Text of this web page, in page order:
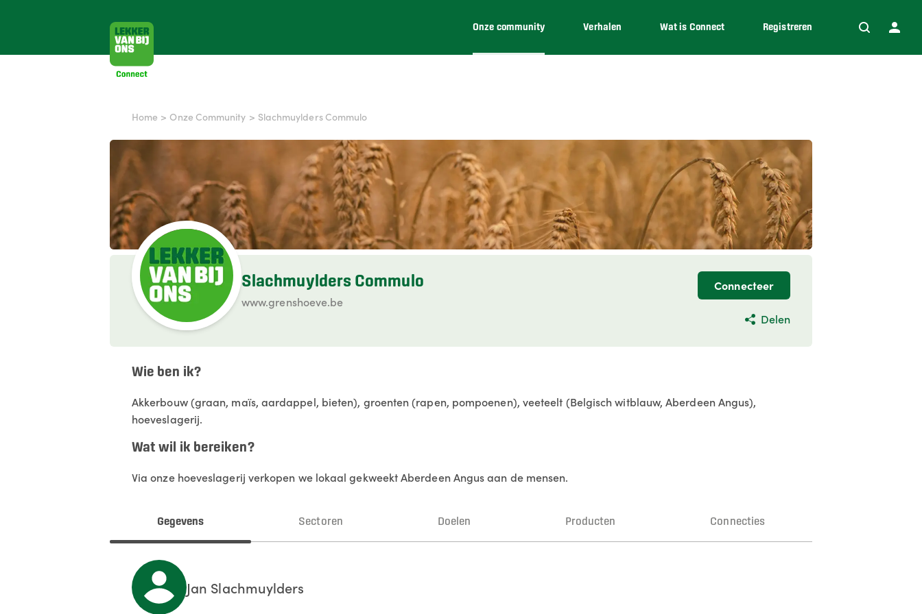
Onze community Verhalen Wat is Connect Registreren
Home > Onze Community > Slachmuylders Commulo
Slachmuylders Commulo
www.grenshoeve.be
Connecteer
Delen
Wie ben ik?
Akkerbouw (graan, maïs, aardappel, bieten), groenten (rapen, pompoenen), veeteelt (Belgisch witblauw, Aberdeen Angus),
hoeveslagerij.
Wat wil ik bereiken?
Via onze hoeveslagerij verkopen we lokaal gekweekt Aberdeen Angus aan de mensen.
Gegevens Sectoren Doelen Producten Connecties
Jan Slachmuylders